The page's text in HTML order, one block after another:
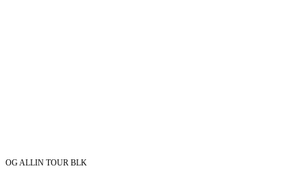
OG ALLIN TOUR BLK